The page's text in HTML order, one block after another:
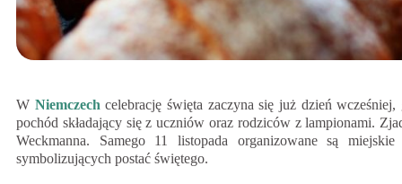
W Niemczech celebrację święta zaczyna się już dzień
pochód składający się z uczniów oraz rodziców z lampionami.
Weckmanna. Samego 11 listopada organizowane są
symbolizujących postać świętego.